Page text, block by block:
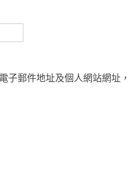
子郵件地址及個人網站網址，